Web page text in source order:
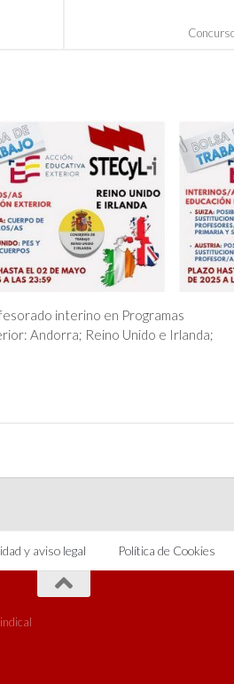
interino en Programas
Andorra; Reino Unido e Irlanda;
y aviso legal Política de Cookies